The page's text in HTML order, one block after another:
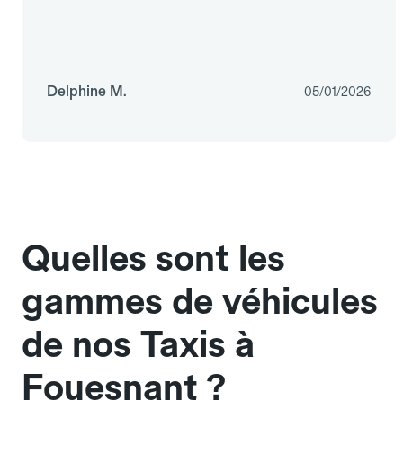
Delphine M. 05/01/2026
Quelles sont les
gammes de véhicules
de nos Taxis à
Fouesnant ?